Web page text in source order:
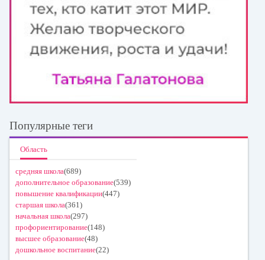
Популярные теги
Область
средняя школа(689)
дополнительное образование(539)
повышение квалификации(447)
старшая школа(361)
начальная школа(297)
профориентирование(148)
высшее образование(48)
дошкольное воспитание(22)